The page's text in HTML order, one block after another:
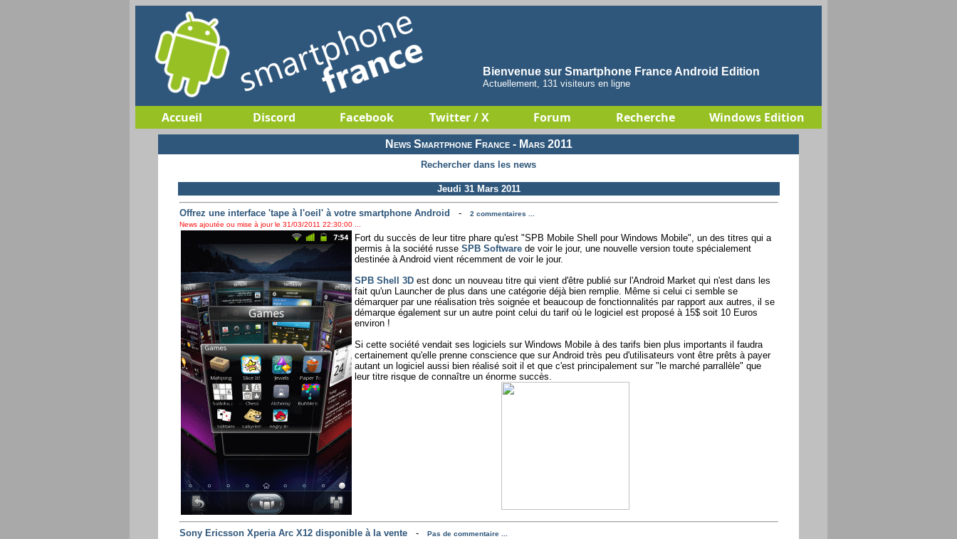
Bienvenue sur Smartphone France Android Edition
Actuellement, 131 visiteurs en ligne
Accueil Discord Facebook Twitter / X Forum Recherche Windows Edition
News Smartphone France - Mars 2011
Rechercher dans les news
Jeudi 31 Mars 2011
Offrez une interface 'tape à l'oeil' à votre smartphone Android -
2 commentaires ...
News ajoutée ou mise à jour le 31/03/2011 22:30:00 ...
Fort du succès de leur titre phare qu'est "SPB Mobile Shell pour Windows Mobile", un des titres qui a
permis à la société russe SPB Softwarede voir le jour, une nouvelle version toute spécialement
destinée à Android vient récemment de voir le jour.
SPB Shell 3Dest donc un nouveau titre qui vient d'être publié sur l'Android Market qui n'est dans les
fait qu'un Launcher de plus dans une catégorie déjà bien remplie. Même si celui ci semble se
démarquer par une réalisation très soignée et beaucoup de fonctionnalités par rapport aux autres, il se
démarque également sur un autre point celui du tarif où le logiciel est proposé à 15$ soit 10 Euros
environ !
Si cette société vendait ses logiciels sur Windows Mobile à des tarifs bien plus importants il faudra
certainement qu'elle prenne conscience que sur Android très peu d'utilisateurs vont être prêts à payer
autant un logiciel aussi bien réalisé soit il et que c'est principalement sur "le marché parrallèle" que
leur titre risque de connaître un énorme succès.
Sony Ericsson Xperia Arc X12 disponible à la vente-
Pas de commentaire ...